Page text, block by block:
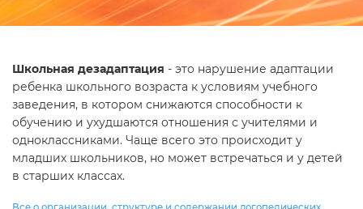
Школьная дезадаптация - это нарушение адаптации
ребенка школьного возраста к условиям учебного
заведения, в котором снижаются способности к
обучению и ухудшаются отношения с учителями и
одноклассниками. Чаще всего это происходит у
младших школьников, но может встречаться и у детей
в старших классах.